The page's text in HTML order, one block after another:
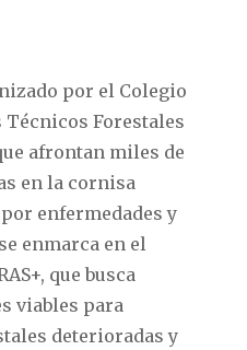
por el Colegio
Forestales
afrontan miles de
en la cornisa
enfermedades y
enmarca en el
que busca
viables para
deterioradas y